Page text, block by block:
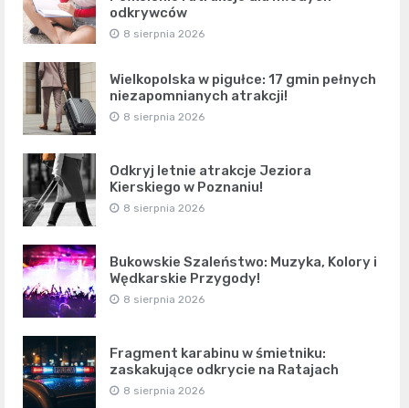
odkrywców
8 sierpnia 2026
Wielkopolska w pigułce: 17 gmin pełnych
niezapomnianych atrakcji!
8 sierpnia 2026
Odkryj letnie atrakcje Jeziora
Kierskiego w Poznaniu!
8 sierpnia 2026
Bukowskie Szaleństwo: Muzyka, Kolory i
Wędkarskie Przygody!
8 sierpnia 2026
Fragment karabinu w śmietniku:
zaskakujące odkrycie na Ratajach
8 sierpnia 2026